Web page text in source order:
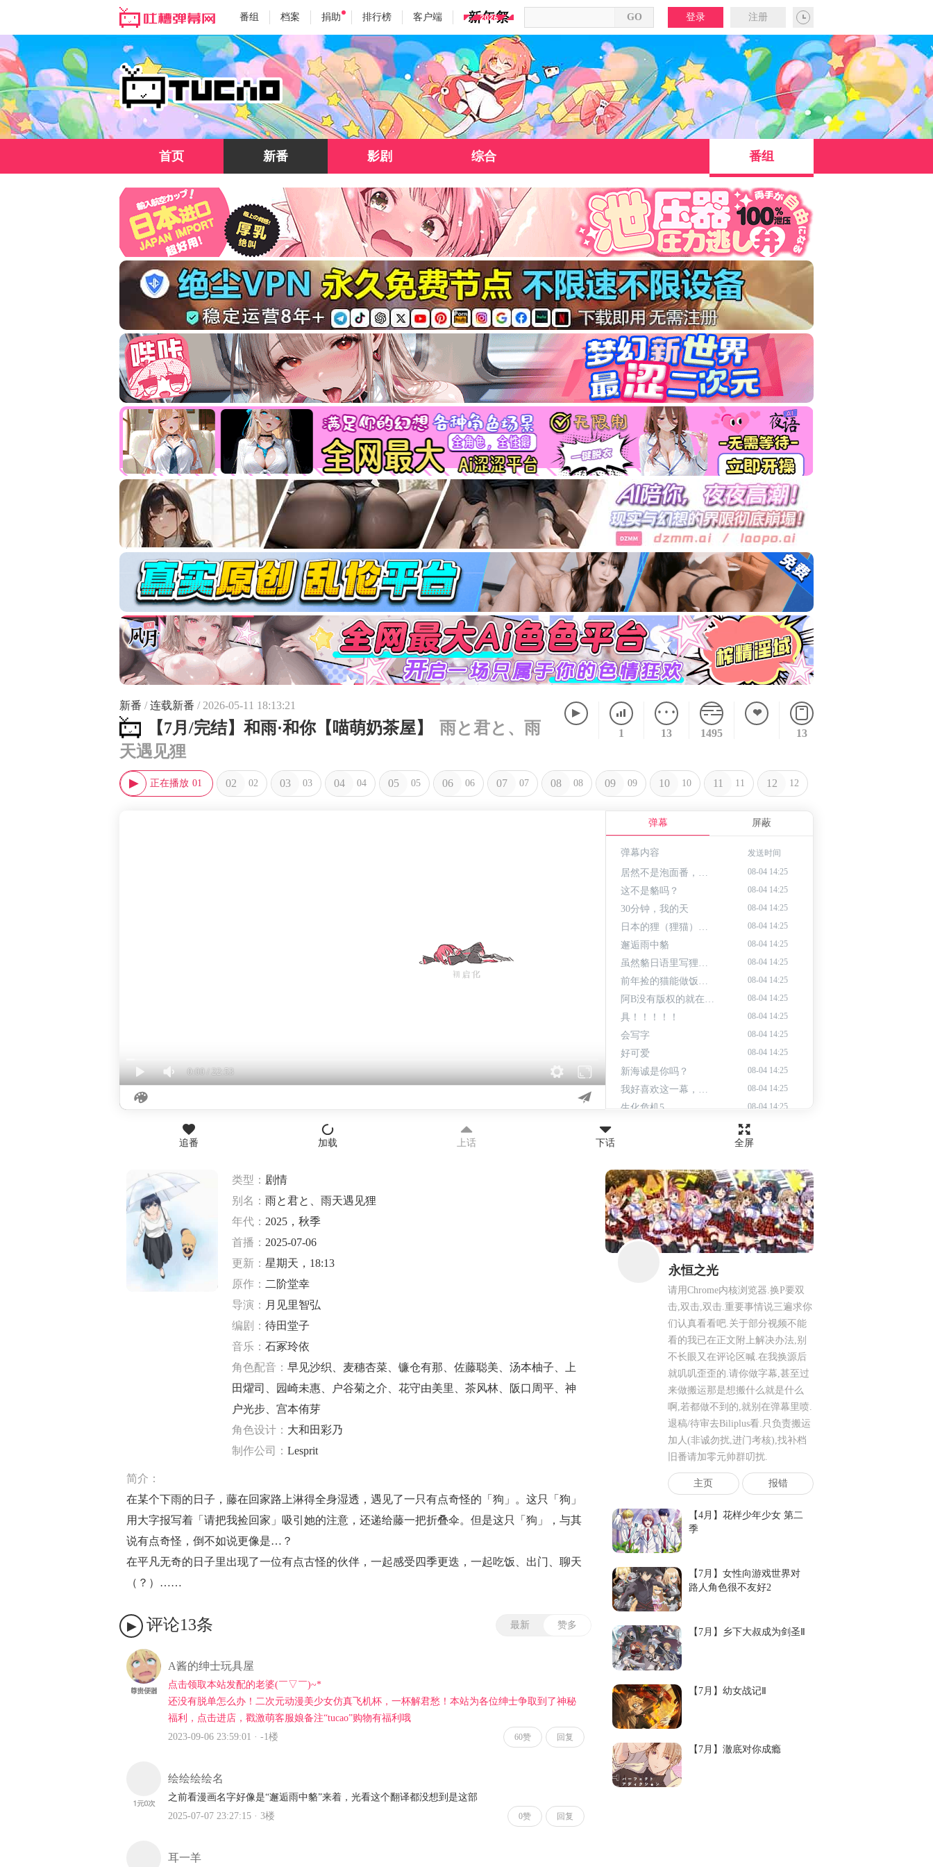
番组 档案 捐助 排行榜 客户端 注册
登录
首页 新番 影剧 综合 番组
新番 /连载新番 / 2026-05-11 18:13:21
【7月/完结】和雨·和你【喵萌奶茶屋】
雨と君と、雨
天遇见狸
1 13 1495 13
01 02 02 03 03 04 04 05 05 06 06 07 07 08 08 09 09 10 10 11 11 12 12
0:00/ 22:53
弹幕 屏蔽
弹幕内容 发送时间
08-04 14:25
这不是貉吗？ 08-04 14:25
30分钟，我的天 08-04 14:25
08-04 14:25
邂逅雨中貉 08-04 14:25
08-04 14:25
08-04 14:25
08-04 14:25
具！！！！！ 08-04 14:25
会写字 08-04 14:25
好可爱 08-04 14:25
新海诚是你吗？ 08-04 14:25
08-04 14:25
生化危机5 08-04 14:25
08-04 14:25
08-04 14:25
居然把番外这段做进来了 08-04 14:25
这个画风很像能干猫那个也 08-04 14:25
我吃 08-04 14:25
这不哈曼吗 08-04 14:25
好美 08-04 14:25
neta了堕落天使吗
好抽象啊 我记得漫画开头完全不是这样的 08-04 14:25
←漫画后面的章节有画过相遇那天的情形，动漫只是挪到前面来了 08-04 14:25
这个不需要了 08-04 14:25
08-04 14:25
08-04 14:25
08-04 14:25
氛围宁静而又幽深，好喜欢这样氛围 08-04 14:25
看第一遍的时候以为她要轻生 08-04 14:25
08-04 14:25
太勇敢了！淋雨会长荨麻疹！！ 08-04 14:25
排放核污水，还敢不打伞啊 08-04 14:25
哇早见沙织！！！
动画还是没有漫画好看啊漫画女主真画的超级漂亮 08-04 14:25
真的嘛？回家就洗澡也会吗 08-04 14:25
中，我拾走了
個人覺得女主動畫好看些 08-04 14:25
不是为啥不需要了？她原本想自杀？ 08-04 14:25
早柚？
顺手的事
侧脸绝美 08-04 14:25
追番 加载 上话 下话 全屏
永恒之光
请用Chrome内核浏览器.换P要双
击,双击,双击.重要事情说三遍求你
们认真看看吧.关于部分视频不能
看的我已在正文附上解决办法,别
不长眼又在评论区喊.在我换源后
就叽叽歪歪的.请你做字幕,甚至过
来做搬运那是想搬什么就是什么
啊,若都做不到的,就别在弹幕里喷.
退稿/待审去Biliplus看.只负责搬运
加人(非诚勿扰,进门考核),找补档
旧番请加零元帅群叨扰.
主页 报错
【4月】花样少年少女 第二
季
【7月】女性向游戏世界对
路人角色很不友好2
【7月】乡下大叔成为剑圣Ⅱ
【7月】幼女战记Ⅱ
【7月】澈底对你成瘾
类型： 剧情
别名： 雨と君と、雨天遇见狸
年代： 2025，秋季
首播： 2025-07-06
更新： 星期天，18:13
原作： 二阶堂幸
导演： 月见里智弘
编剧： 待田堂子
音乐： 石冢玲依
角色配音： 早见沙织 麦穗杏菜 镰仓有那 佐藤聪美 汤本柚子
上
田燿司
园崎未惠 户谷菊之介 花守由美里 茶风林 阪口周平
神
户光步
宫本侑芽
角色设计： 大和田彩乃
制作公司： Lesprit
简介：
在某个下雨的日子，藤在回家路上淋得全身湿透，遇见了一只有点奇怪的「狗」。这只「狗」
用大字报写着「请把我捡回家」吸引她的注意，还递给藤一把折叠伞。但是这只「狗」，与其
说有点奇怪，倒不如说更像是…？
在平凡无奇的日子里出现了一位有点古怪的伙伴，一起感受四季更迭，一起吃饭、出门、聊天
（？）…